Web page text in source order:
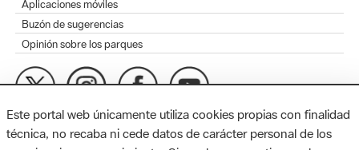
Aplicaciones móviles
Buzón de sugerencias
Opinión sobre los parques
MAPA WEB AVISO LEGAL ACCESIBILIDAD
Este portal web únicamente utiliza cookies propias con finalidad
técnica, no recaba ni cede datos de carácter personal de los